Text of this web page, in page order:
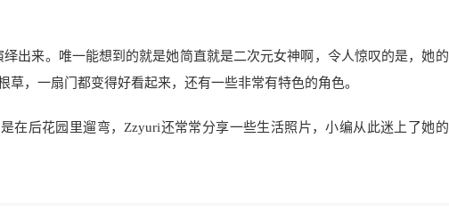
出来。唯一能想到的就是她简直就是二次元女神啊，令人惊叹的是，她的
，一扇门都变得好看起来，还有一些非常有特色的角色。
在后花园里遛弯，Zzyuri还常常分享一些生活照片，小编从此迷上了她的